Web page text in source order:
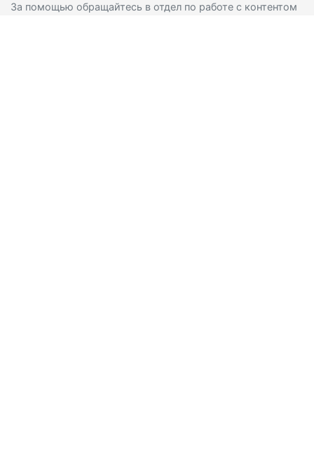
За помощью обращайтесь в отдел по работе с контентом